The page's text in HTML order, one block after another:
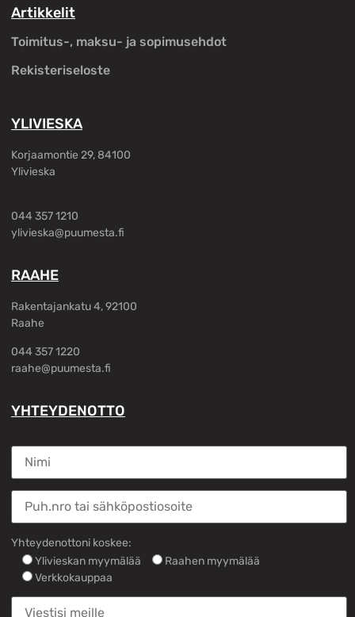
Artikkelit
Toimitus-, maksu- ja sopimusehdot
Rekisteriseloste
YLIVIESKA
Korjaamontie 29, 84100
Ylivieska
044 357 1210
ylivieska@puumesta.fi
RAAHE
Rakentajankatu 4, 92100
Raahe
044 357 1220
raahe@puumesta.fi
YHTEYDENOTTO
Yhteydenottoni koskee:
Ylivieskan myymälää
Raahen myymälää
Verkkokauppaa